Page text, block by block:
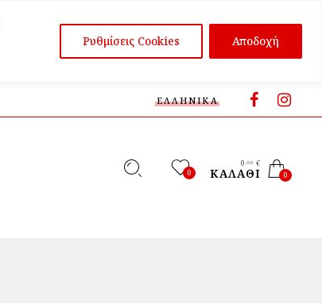
Ρυθμίσεις Cookies Αποδοχή
ΕΛΛΗΝΙΚΆ
0
0 ,00 €
ΚΑΛΆΘΙ 0